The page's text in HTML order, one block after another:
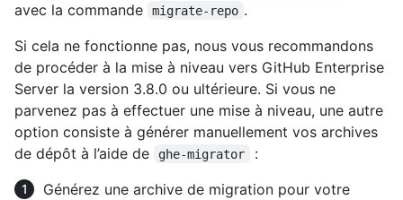
avec la commande migrate-repo .
Si cela ne fonctionne pas, nous vous recommandons
de procéder à la mise à niveau vers GitHub Enterprise
Server la version 3.8.0 ou ultérieure. Si vous ne
parvenez pas à effectuer une mise à niveau, une autre
option consiste à générer manuellement vos archives
de dépôt à l’aide de
ghe-migrator
:
Générez une archive de migration pour votre